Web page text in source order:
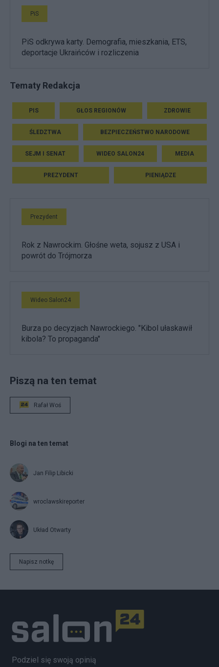
PiS
PiS odkrywa karty. Demografia, mieszkania, ETS,
deportacje Ukraińców i rozliczenia
Tematy Redakcja
PIS GŁOS REGIONÓW ZDROWIE
ŚLEDZTWA BEZPIECZEŃSTWO NARODOWE
SEJM I SENAT WIDEO SALON24 MEDIA
PREZYDENT PIENIĄDZE
Prezydent
Rok z Nawrockim. Głośne weta, sojusz z USA i
powrót do Trójmorza
Wideo Salon24
Burza po decyzjach Nawrockiego. "Kibol ułaskawił
kibola? To propaganda"
Piszą na ten temat
Rafał Woś
Blogi na ten temat
Jan Filip Libicki
wroclawskireporter
Układ Otwarty
Napisz notkę
Podziel się swoją opinią